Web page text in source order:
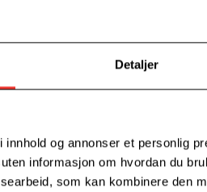
Detaljer
og annonser et personlig
informasjon om hvordan du
som kan kombinere den
Innledende teori og
Ta bilder til bruk i
Ta bilder som sendes inn
Frist: tirsdag 21. april kl.